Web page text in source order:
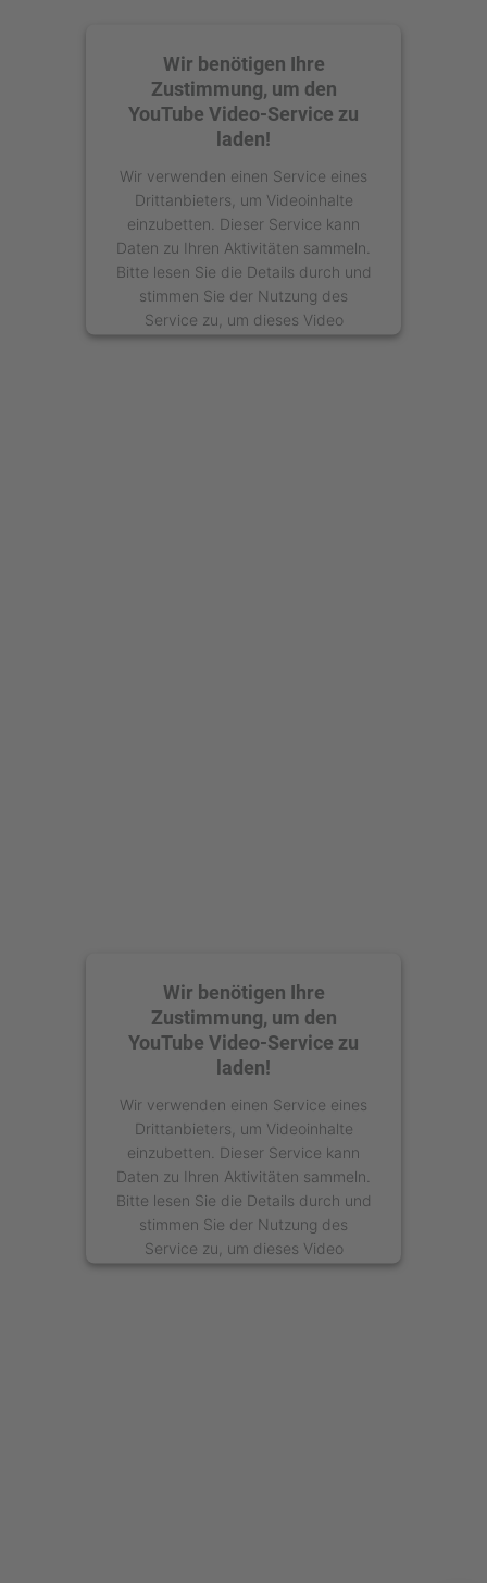
Wir benötigen Ihre
Zustimmung, um den
YouTube Video-Service zu
laden!
Wir verwenden einen Service eines
Drittanbieters, um Videoinhalte
einzubetten. Dieser Service kann
Daten zu Ihren Aktivitäten sammeln.
Bitte lesen Sie die Details durch und
stimmen Sie der Nutzung des
Service zu, um dieses Video
anzusehen.
Wir benötigen Ihre
Zustimmung, um den
YouTube Video-Service zu
laden!
Wir verwenden einen Service eines
Drittanbieters, um Videoinhalte
einzubetten. Dieser Service kann
Daten zu Ihren Aktivitäten sammeln.
Bitte lesen Sie die Details durch und
stimmen Sie der Nutzung des
Service zu, um dieses Video
anzusehen.